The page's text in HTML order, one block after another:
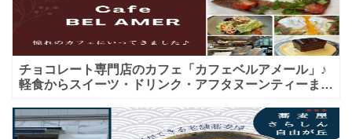
チョコレート専門店のカフェ「カフェベルアメール」♪
軽食からスイーツ・ドリンク・アフタヌーンティーまで